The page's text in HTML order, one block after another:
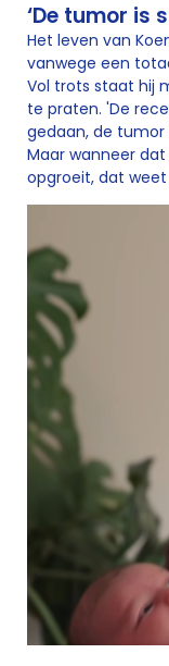
‘De tumor is
Het leven van
vanwege een
Vol trots staat hij
te praten. 'De
gedaan, de tumor
Maar wanneer
opgroeit, dat